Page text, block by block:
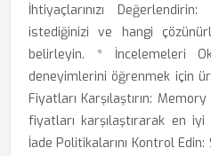
İhtiyaçlarınızı
istediğinizi ve hangi
belirleyin. * İncelemeleri
deneyimlerini öğrenmek için
Fiyatları Karşılaştırın:
fiyatları karşılaştırarak en
İade Politikalarını Kontrol